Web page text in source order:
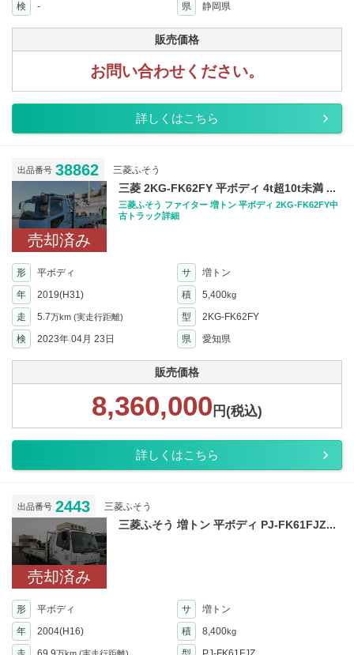
検
- 県 静岡県
販売価格
お問い合わせください。
詳しくはこちら
出品番号 38862 三菱ふそう
売却済み
三菱 2KG-FK62FY 平ボディ 4t超10t未満 ...
三菱ふそう ファイター 増トン 平ボディ 2KG-FK62FY中
古トラック詳細
形 平ボディ サ
増トン
年
2019(H31) 積 5,400kg
走 5.7万km (実走行距離) 型
2KG-FK62FY
検
2023年 04月 23日 県 愛知県
販売価格
8,360,000 円(税込)
詳しくはこちら
出品番号 2443 三菱ふそう
売却済み
三菱ふそう 増トン 平ボディ PJ-FK61FJZ...
形 平ボディ サ
増トン
年
2004(H16) 積 8,400kg